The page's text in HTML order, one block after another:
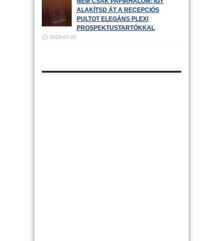
ALAKÍTSD ÁT A RECEPCIÓS
PULTOT ELEGÁNS PLEXI
PROSPEKTUSTARTÓKKAL
2026-07-20